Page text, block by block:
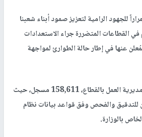
للجهود الرامية لتعزيز صمود أبناء شعبنا
القطاعات المتضررة جراء الاستعدادات
عنها في إطار حالة الطوارئ لمواجهة
وبلغ عدد المسجلين في مديرية العمل بالقطاع، 158,611 مسجل، حيث
والفحص وفق قواعد بيانات نظام
بالوزارة.